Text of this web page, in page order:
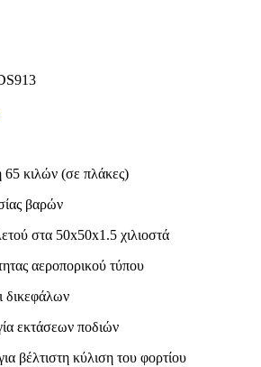
κιλών (σε πλάκες)
βαρών
στα 50x50x1.5 χιλιοστά
αεροπορικού τύπου
δικεφάλων
εκτάσεων ποδιών
βέλτιστη κύλιση του φορτίου